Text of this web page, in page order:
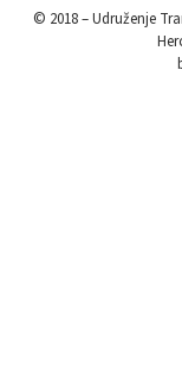
© 2018 – Udruženje